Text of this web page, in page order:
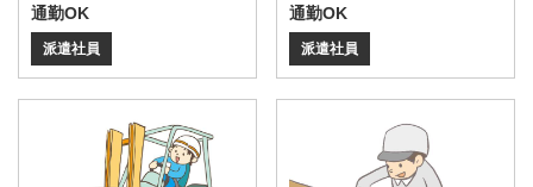
通勤OK
派遣社員
通勤OK
派遣社員